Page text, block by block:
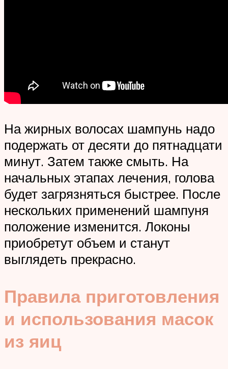
На жирных волосах шампунь надо
подержать от десяти до пятнадцати
минут. Затем также смыть. На
начальных этапах лечения, голова
будет загрязняться быстрее. После
нескольких применений шампуня
положение изменится. Локоны
приобретут объем и станут
выглядеть прекрасно.
Правила приготовления
и использования масок
из яиц